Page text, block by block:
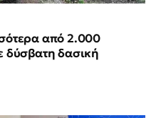
από 2.000
δύσβατη δασική